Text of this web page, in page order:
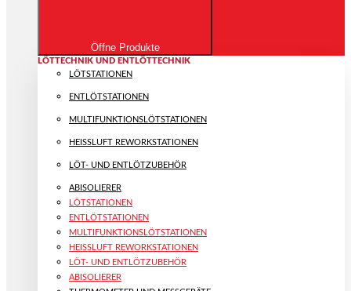
Öffne Produkte
LÖTTECHNIK UND ENTLÖTTECHNIK
LÖTSTATIONEN
ENTLÖTSTATIONEN
MULTIFUNKTIONS­LÖTSTATIONEN
HEISSLUFT REWORKSTATIONEN
LÖT- UND ENTLÖTZUBEHÖR
ABISOLIERER
LÖTSTATIONEN
ENTLÖTSTATIONEN
MULTIFUNKTIONS­LÖTSTATIONEN
HEISSLUFT REWORKSTATIONEN
LÖT- UND ENTLÖTZUBEHÖR
ABISOLIERER